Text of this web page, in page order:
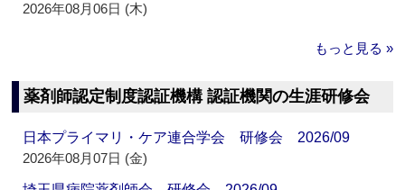
2026年08月06日 (木)
もっと見る »
薬剤師認定制度認証機構 認証機関の生涯研修会
日本プライマリ・ケア連合学会 研修会 2026/09
2026年08月07日 (金)